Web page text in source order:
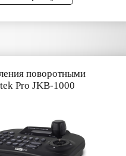
поворотными
Pro JKB-1000